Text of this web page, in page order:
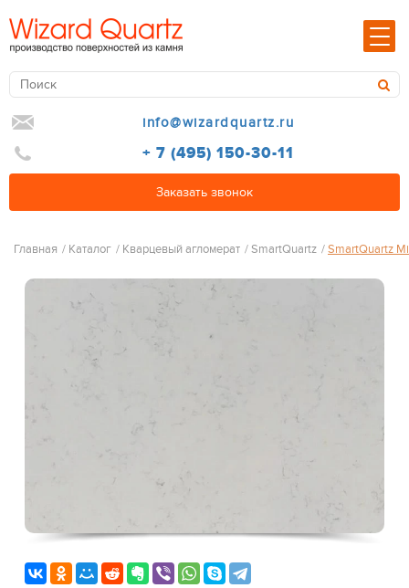
info@wizardquartz.ru
+ 7 (495) 150-30-11
Заказать звонок
Главная / Каталог / Кварцевый агломерат /SmartQuartz /SmartQuartz